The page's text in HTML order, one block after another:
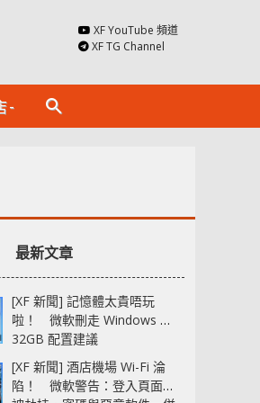
XF YouTube 頻道
XF TG Channel
- search
最新文章
[XF 新聞] 記憶體太貴唔玩
啦！ 微軟刪走 Windows 11
32GB 配置建議
[XF 新聞] 酒店機場 Wi-Fi 淪
陷！ 微軟警告：登入頁面可